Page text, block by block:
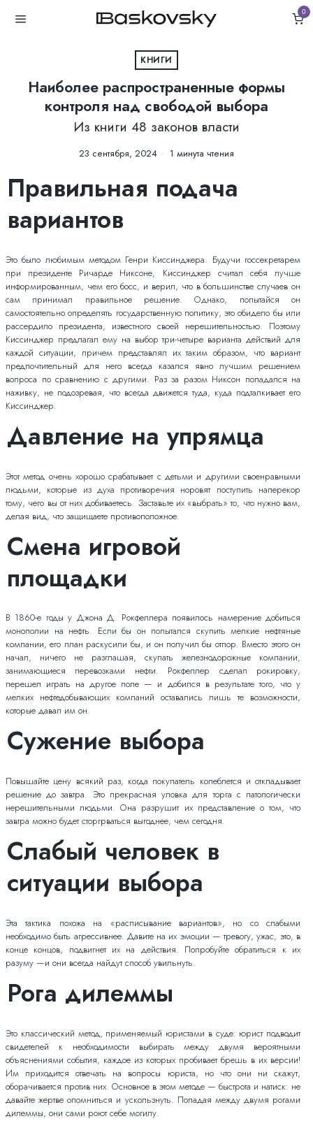
0
КНИГИ
Наиболее распространенные формы
контроля над свободой выбора
Из книги 48 законов власти
23 сентября, 2024 1 минута чтения
Правильная подача
вариантов
Это было любимым методом Генри Киссинджера. Будучи госсекретарем
при президенте Ричарде Никсоне, Киссинджер считал себя лучше
информированным, чем его босс, и верил, что в большинстве случаев он
сам принимал правильное решение. Однако, попытайся он
самостоятельно определять государственную политику, это обидело бы или
рассердило президента, известного своей нерешительностью. Поэтому
Киссинджер предлагал ему на выбор три-четыре варианта действий для
каждой ситуации, причем представлял их таким образом, что вариант
предпочтительный для него всегда казался явно лучшим решением
вопроса по сравнению с другими. Раз за разом Никсон попадался на
наживку, не подозревая, что всегда движется туда, куда подталкивает его
Киссинджер.
Давление на упрямца
Этот метод очень хорошо срабатывает с детьми и другими своенравными
людьми, которые из духа противоречия норовят поступить наперекор
тому, чего вы от них добиваетесь. Заставьте их «выбрать» то, что нужно вам,
делая вид, что защищаете противоположное.
Смена игровой
площадки
В 1860-е годы у Джона Д. Рокфеллера появилось намерение добиться
монополии на нефть. Если бы он попытался скупить мелкие нефтяные
компании, его план раскусили бы, и он получил бы отпор. Вместо этого он
начал, ничего не разглашая, скупать железнодорожные компании,
занимающиеся перевозками нефти. Рокфеллер сделал рокировку,
перешел играть на другое поле — и добился в результате того, что у
мелких нефтедобывающих компаний оставались лишь те возможности,
которые давал им он.
Сужение выбора
Повышайте цену всякий раз, когда покупатель колеблется и откладывает
решение до завтра. Это прекрасная уловка для торга с патологически
нерешительными людьми. Она разрушит их представление о том, что
завтра можно будет сторгрваться выгоднее, чем сегодня.
Слабый человек в
ситуации выбора
Эта тактика похожа на «расписывание вариантов», но со слабыми
необходимо быть агрессивнее. Давите на их эмоции — тревогу, ужас, это, в
конце концов, подвигнет их на действия. Попробуйте обратиться к их
разуму —и они всегда найдут способ увильнуть.
Рога дилеммы
Это классический метод, применяемый юристами в суде: юрист подводит
свидетелей к необходимости выбирать между двумя вероятными
объяснениями события, каждое из которых пробивает брешь в их версии!
Им приходится отвечать на вопросы юриста, но что они ни скажут,
оборачивается против них. Основное в этом методе — быстрота и натиск: не
давайте жертве опомниться и ускользнуть. Попадая между двумя рогами
дилеммы, они сами роют себе могилу.